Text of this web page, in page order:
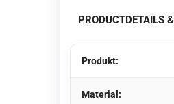
PRODUCTDETAILS
Produkt:
Material: